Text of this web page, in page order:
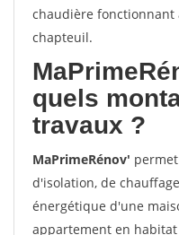
chaudière fonctionnant
chapteuil.
quels
travaux ?
MaPrimeRénov'
d'isolation, de
énergétique d'une
appartement en